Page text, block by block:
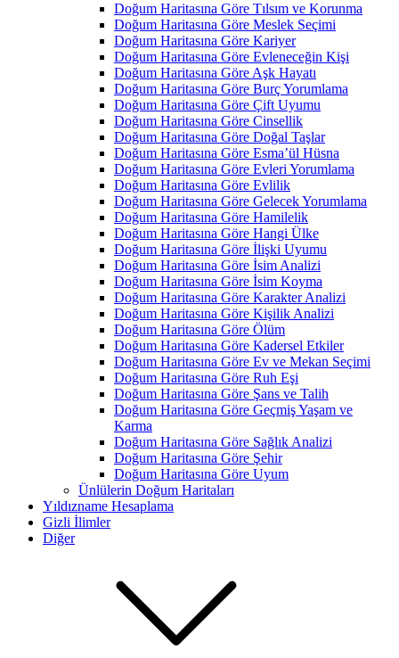
Doğum Haritasına Göre Tılsım ve Korunma
Doğum Haritasına Göre Meslek Seçimi
Doğum Haritasına Göre Kariyer
Doğum Haritasına Göre Evleneceğin Kişi
Doğum Haritasına Göre Aşk Hayatı
Doğum Haritasına Göre Burç Yorumlama
Doğum Haritasına Göre Çift Uyumu
Doğum Haritasına Göre Cinsellik
Doğum Haritasına Göre Doğal Taşlar
Doğum Haritasına Göre Esma’ül Hüsna
Doğum Haritasına Göre Evleri Yorumlama
Doğum Haritasına Göre Evlilik
Doğum Haritasına Göre Gelecek Yorumlama
Doğum Haritasına Göre Hamilelik
Doğum Haritasına Göre Hangi Ülke
Doğum Haritasına Göre İlişki Uyumu
Doğum Haritasına Göre İsim Analizi
Doğum Haritasına Göre İsim Koyma
Doğum Haritasına Göre Karakter Analizi
Doğum Haritasına Göre Kişilik Analizi
Doğum Haritasına Göre Ölüm
Doğum Haritasına Göre Kadersel Etkiler
Doğum Haritasına Göre Ev ve Mekan Seçimi
Doğum Haritasına Göre Ruh Eşi
Doğum Haritasına Göre Şans ve Talih
Doğum Haritasına Göre Geçmiş Yaşam ve
Karma
Doğum Haritasına Göre Sağlık Analizi
Doğum Haritasına Göre Şehir
Doğum Haritasına Göre Uyum
Ünlülerin Doğum Haritaları
Yıldızname Hesaplama
Gizli İlimler
Diğer